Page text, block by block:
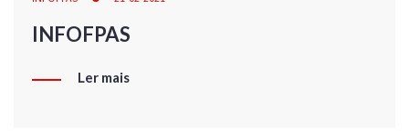
INFOFPAS
Ler mais